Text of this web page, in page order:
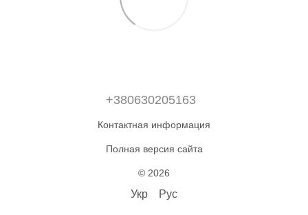
+380630205163
Контактная информация
Полная версия сайта
© 2026
Укр Рус